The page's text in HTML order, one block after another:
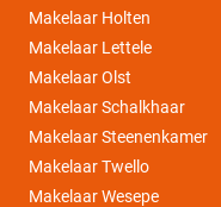
Makelaar Holten
Makelaar Lettele
Makelaar Olst
Makelaar Schalkhaar
Makelaar Steenenkamer
Makelaar Twello
Makelaar Wesepe